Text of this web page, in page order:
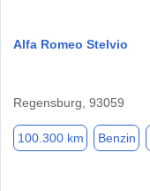
Alfa Romeo Stelvio
Regensburg, 93059
100.300 km Benzin